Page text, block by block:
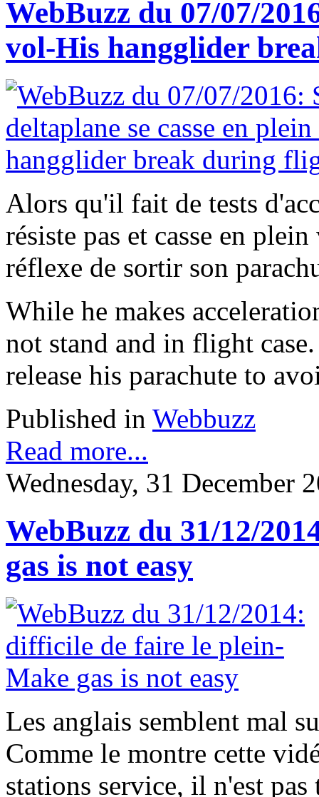
WebBuzz du 07/07/
vol-His hangglider
Alors qu'il fait de tests
résiste pas et casse en
réflexe de sortir son
While he makes
not stand and in flight
release his parachute to
Published in Webbuzz
Read more...
Wednesday, 31 December
WebBuzz du 31/12/
gas is not easy
Les anglais semblent mal
Comme le montre cette
stations service, il n'est